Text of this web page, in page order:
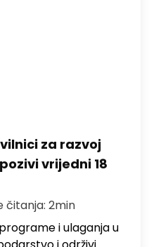
za razvoj
vrijedni 18
čitanja: 2min
i ulaganja u